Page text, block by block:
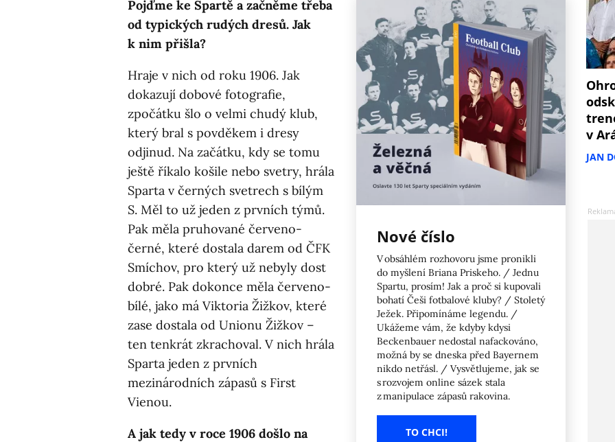
Nové číslo
V obsáhlém rozhovoru jsme pronikli
do myšlení Briana Priskeho. / Jednu
Spartu, prosím! Jak a proč si kupovali
bohatí Češi fotbalové kluby? / Stoletý
Ježek. Připomínáme legendu. /
Ukážeme vám, že kdyby kdysi
Beckenbauer nedostal nafackováno,
možná by se dneska před Bayernem
nikdo netřásl. / Vysvětlujeme, jak se
s rozvojem online sázek stala
z manipulace zápasů rakovina.
TO CHCI!
Pojďme ke Spartě a začněme třeba
od typických rudých dresů. Jak
k nim přišla?
Hraje v nich od roku 1906. Jak
dokazují dobové fotografie,
zpočátku šlo o velmi chudý klub,
který bral s povděkem i dresy
odjinud. Na začátku, kdy se tomu
ještě říkalo košile nebo svetry, hrála
Sparta v černých svetrech s bílým
S. Měl to už jeden z prvních týmů.
Pak měla pruhované červeno-
černé, které dostala darem od ČFK
Smíchov, pro který už nebyly dost
dobré. Pak dokonce měla červeno-
bílé, jako má Viktoria Žižkov, které
zase dostala od Unionu Žižkov –
ten tenkrát zkrachoval. V nich hrála
Sparta jeden z prvních
mezinárodních zápasů s First
Vienou.
A jak tedy v roce 1906 došlo na
v
JAN